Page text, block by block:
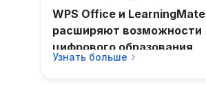
WPS Office и LearningMate
расширяют возможности
цифрового образования
Узнать больше